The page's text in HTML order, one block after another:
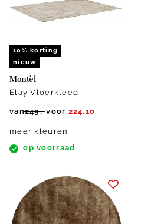
10% korting
nieuw
Montèl
Elay Vloerkleed
van249.-voor 224.10
meer kleuren
op voorraad